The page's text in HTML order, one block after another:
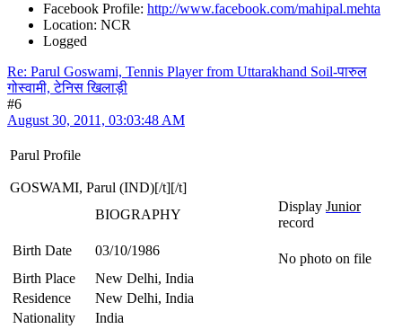
Facebook Profile: http://www.facebook.com/mahipal.mehta
Location: NCR
Logged
Re: Parul Goswami, Tennis Player from Uttarakhand Soil-पारुल
गोस्वामी, टेनिस खिलाड़ी
#6
August 30, 2011, 03:03:48 AM
Parul Profile
GOSWAMI, Parul (IND)[/t][/t]
BIOGRAPHY
Display Junior
record
Birth Date
03/10/1986
No photo on file
Birth Place
New Delhi, India
Residence
New Delhi, India
Nationality
India